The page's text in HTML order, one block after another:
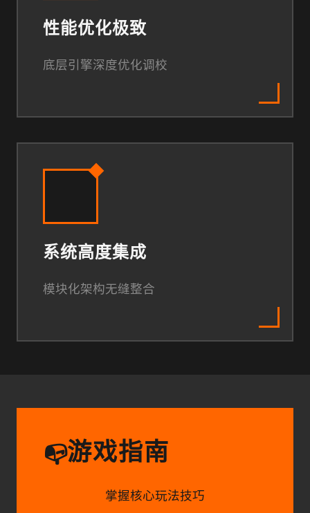
性能优化极致
底层引擎深度优化调校
系统高度集成
模块化架构无缝整合
📭游戏指南
掌握核心玩法技巧